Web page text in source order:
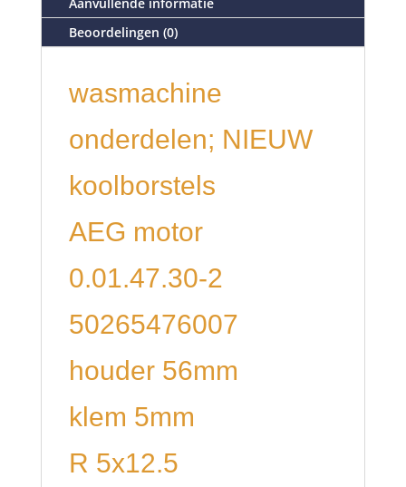
Beoordelingen (0)
wasmachine
onderdelen; NIEUW
koolborstels
AEG motor
0.01.47.30-2
50265476007
houder 56mm
klem 5mm
R 5x12.5